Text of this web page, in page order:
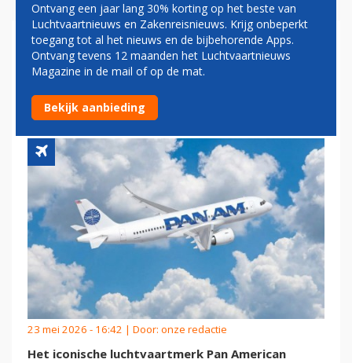
KEERT PAN AM TERUG ALS
AIRLINE EN
LIFESTYLELABEL?
23 mei 2026 - 16:42 | Door: onze redactie
Het iconische luchtvaartmerk Pan American
Ontvang een jaar lang 30% korting op het beste van
Luchtvaartnieuws en Zakenreisnieuws. Krijg onbeperkt
toegang tot al het nieuws en de bijbehorende Apps.
Ontvang tevens 12 maanden het Luchtvaartnieuws
Magazine in de mail of op de mat.
Bekijk aanbieding